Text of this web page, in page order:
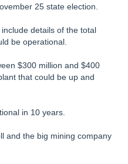
25 state election.
details of the total
be operational.
$300 million and $400
that could be up and
in 10 years.
and the big mining company